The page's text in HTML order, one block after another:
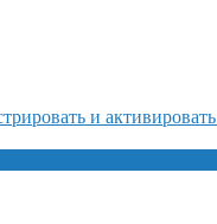
и